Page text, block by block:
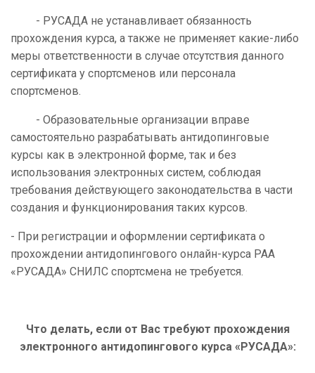
- РУСАДА не устанавливает обязанность
прохождения курса, а также не применяет какие-либо
меры ответственности в случае отсутствия данного
сертификата у спортсменов или персонала
спортсменов.
- Образовательные организации вправе
самостоятельно разрабатывать антидопинговые
курсы как в электронной форме, так и без
использования электронных систем, соблюдая
требования действующего законодательства в части
создания и функционирования таких курсов.
- При регистрации и оформлении сертификата о
прохождении антидопингового онлайн-курса РАА
«РУСАДА» СНИЛС спортсмена не требуется.
Что делать, если от Вас требуют прохождения
электронного антидопингового курса «РУСАДА»: